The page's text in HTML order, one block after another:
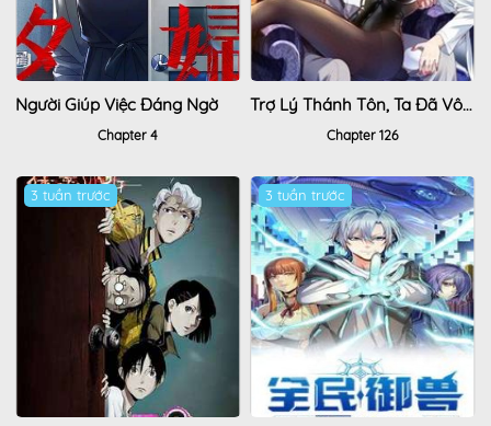
Người Giúp Việc Đáng Ngờ
Chapter 4
Trợ Lý Thánh Tôn, Ta Đã Vô Địch
Chapter 126
3 tuần trước 3 tuần trước